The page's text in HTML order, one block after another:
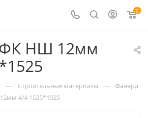
0
НШ 12мм
— Строительные материалы — Фанера
4/4 1525*1525